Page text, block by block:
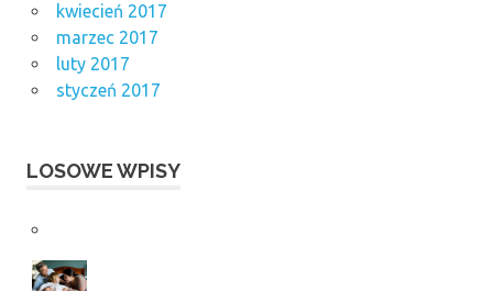
kwiecień 2017
marzec 2017
luty 2017
styczeń 2017
LOSOWE WPISY